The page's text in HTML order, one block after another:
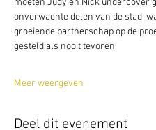
moeten Judy en Nick undercover
onverwachte delen van de stad,
groeiende partnerschap op de
gesteld als nooit tevoren.
Meer weergeven
Deel dit evenement